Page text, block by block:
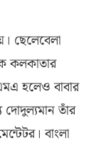
ছেলেবেলা
কলকাতার
হলেও বাবার
দোদুল্যমান তাঁর
বাংলা